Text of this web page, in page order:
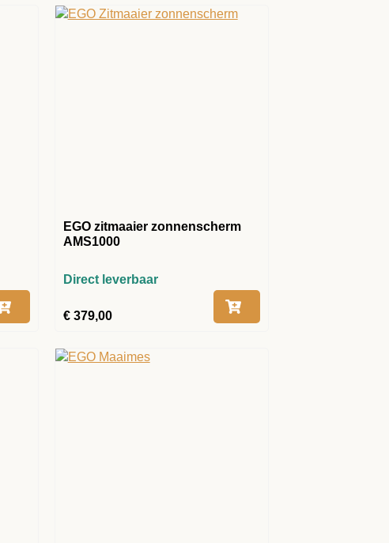
EGO zitmaaier zonnenscherm
AMS1000
Direct leverbaar
€379,00